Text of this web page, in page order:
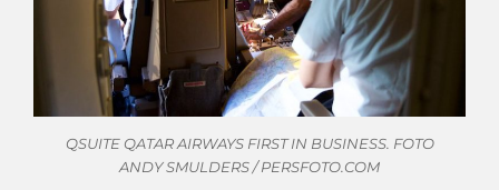
QSUITE QATAR AIRWAYS FIRST IN BUSINESS. FOTO
ANDY SMULDERS / PERSFOTO.COM